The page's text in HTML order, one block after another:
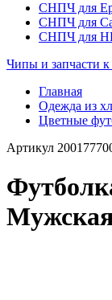
СНПЧ для
СНПЧ для
СНПЧ для
Чипы и запчасти
Главная
Одежда из
Цветные
Артикул